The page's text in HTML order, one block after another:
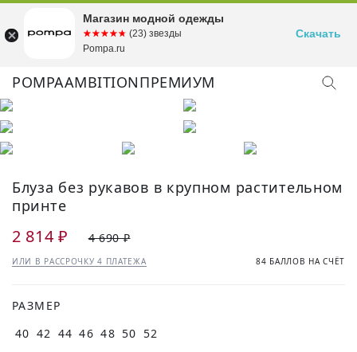
POMPAAMBITIONПРЕМИУМ
Блуза без рукавов в крупном растительном
принте
2 814 ₽ 4 690 ₽
ИЛИ В РАССРОЧКУ 4 ПЛАТЕЖА 84 БАЛЛОВ НА СЧЁТ
РАЗМЕР
40 42 44 46 48 50 52
Магазин модной одежды
☆☆☆☆☆
★★★★★ (23) звезды
Pompa.ru
Скачать